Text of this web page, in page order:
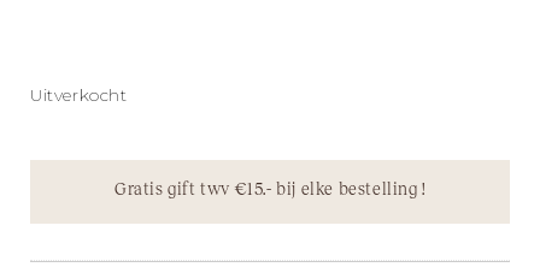
Uitverkocht
Gratis gift twv €15.- bij elke bestelling !